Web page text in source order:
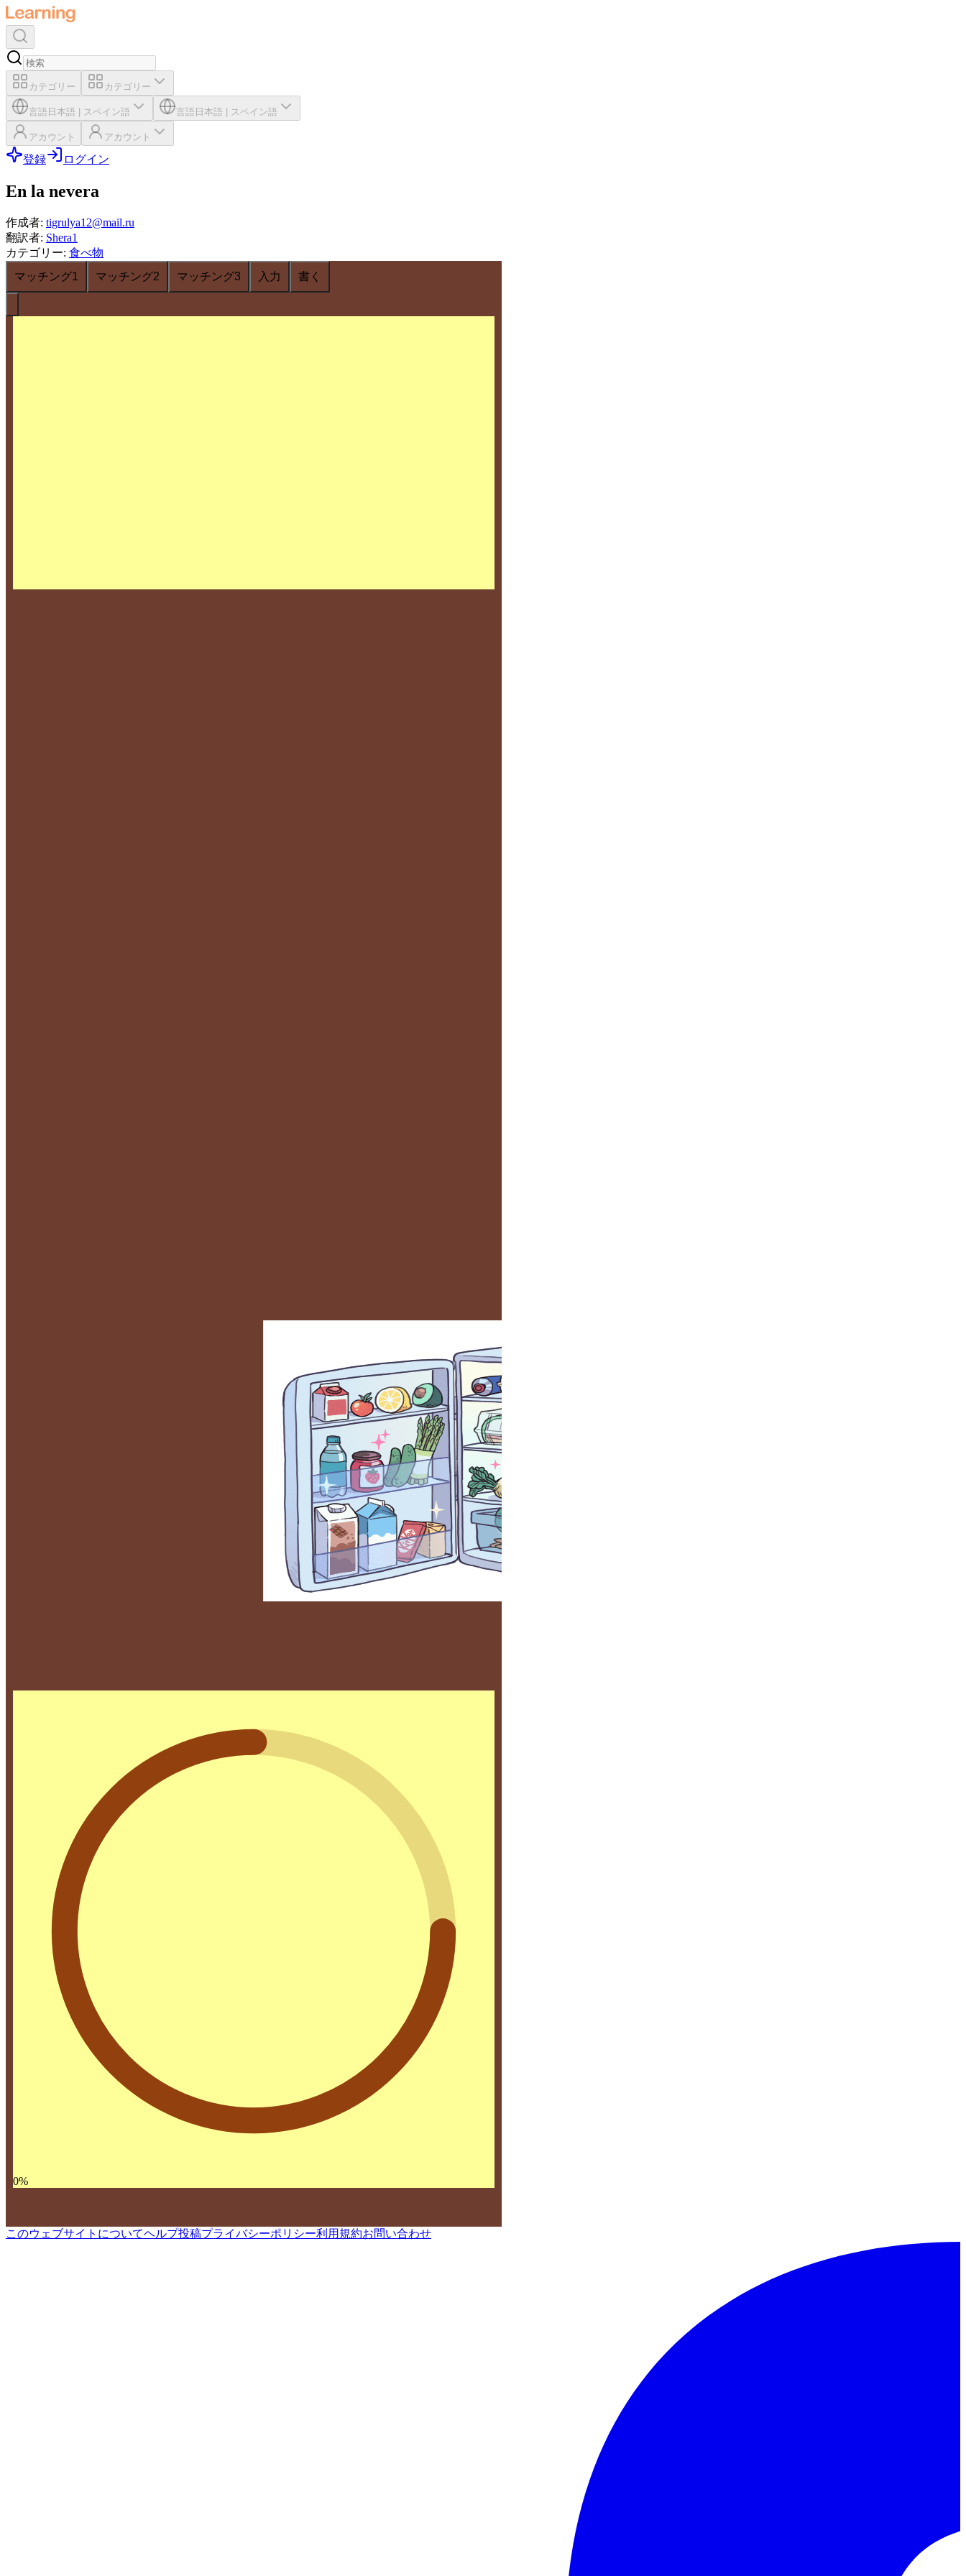
カテゴリー カテゴリー
言語 日本語 スペイン語 言語 日本語 スペイン語
アカウント アカウント
登録 ログイン
En la nevera
作成者: tigrulya12@mail.ru
翻訳者: Shera1
カテゴリー: 食べ物
マッチング1
マッチング2 マッチング3 入力 書く
0%
このウェブサイトについてヘルプ投稿プライバシーポリシー利用規約お問い合わせ